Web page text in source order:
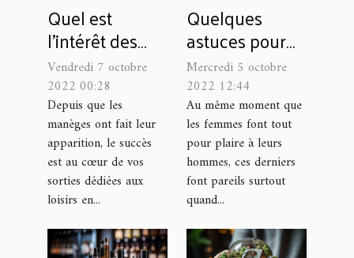
Quel est
l’intérêt des
manèges pour
enfant ?
Vendredi 7 octobre
2022 00:28
Depuis que les
manèges ont fait leur
apparition, le succès
est au cœur de vos
sorties dédiées aux
loisirs en...
Quelques
astuces pour
agrandir son
pénis sans
exercices
Mercredi 5 octobre
2022 12:44
Au même moment que
les femmes font tout
pour plaire à leurs
hommes, ces derniers
font pareils surtout
quand...